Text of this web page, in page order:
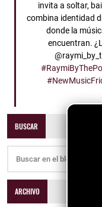
invita a soltar,
combina identidad
donde la
encuentran.
BUSCAR
ARCHIVO